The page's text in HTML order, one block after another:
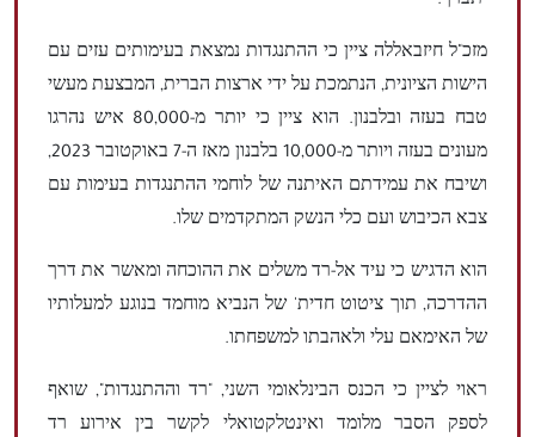
מזכ"ל חיזבאללה ציין כי ההתנגדות נמצאת בעימותים עזים עם
הישות הציונית, הנתמכת על ידי ארצות הברית, המבצעת מעשי
טבח בעזה ובלבנון. הוא ציין כי יותר מ-80,000 איש נהרגו
מעונים בעזה ויותר מ-10,000 בלבנון מאז ה-7 באוקטובר 2023,
ושיבח את עמידתם האיתנה של לוחמי ההתנגדות בעימות עם
צבא הכיבוש ועם כלי הנשק המתקדמים שלו.
הוא הדגיש כי עיד אל-רד משלים את ההוכחה ומאשר את דרך
ההדרכה, תוך ציטוט חדית' של הנביא מוחמד בנוגע למעלותיו
של האימאם עלי ולאהבתו למשפחתו.
ראוי לציין כי הכנס הבינלאומי השני, "רד וההתנגדות", שואף
לספק הסבר מלומד ואינטלקטואלי לקשר בין אירוע רד